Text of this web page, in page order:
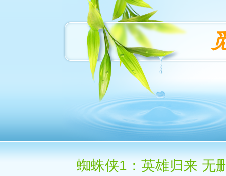
蜘蛛侠1：英雄归来 无